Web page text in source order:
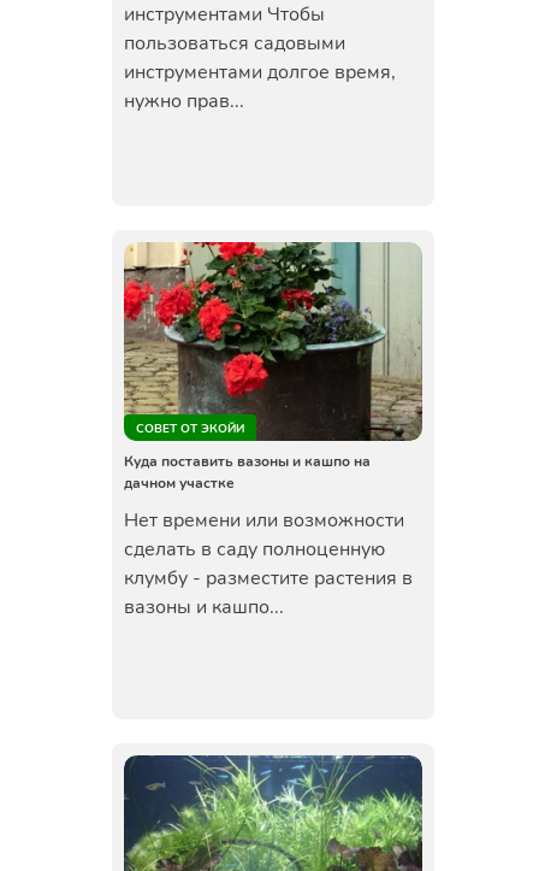
инструментами Чтобы
пользоваться садовыми
инструментами долгое время,
нужно прав...
СОВЕТ ОТ ЭКОЙИ
Куда поставить вазоны и кашпо на
дачном участке
Нет времени или возможности
сделать в саду полноценную
клумбу - разместите растения в
вазоны и кашпо...